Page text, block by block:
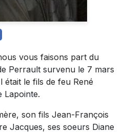
vous faisons part du
Perrault survenu le 7 mars
était le fils de feu René
Lapointe.
son fils Jean-François
Jacques, ses soeurs Diane